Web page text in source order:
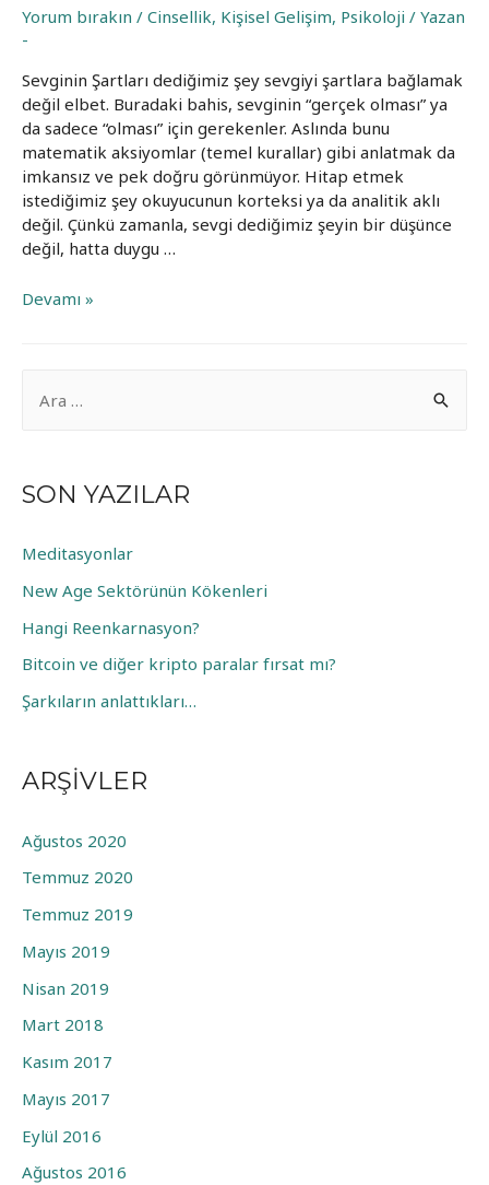
Yorum bırakın / Cinsellik, Kişisel Gelişim, Psikoloji / Yazan
-
Sevginin Şartları dediğimiz şey sevgiyi şartlara bağlamak
değil elbet. Buradaki bahis, sevginin “gerçek olması” ya
da sadece “olması” için gerekenler. Aslında bunu
matematik aksiyomlar (temel kurallar) gibi anlatmak da
imkansız ve pek doğru görünmüyor. Hitap etmek
istediğimiz şey okuyucunun korteksi ya da analitik aklı
değil. Çünkü zamanla, sevgi dediğimiz şeyin bir düşünce
değil, hatta duygu …
Sevginin
Devamı »
m
:
SON YAZILAR
Meditasyonlar
New Age Sektörünün Kökenleri
Hangi Reenkarnasyon?
Bitcoin ve diğer kripto paralar fırsat mı?
Şarkıların anlattıkları…
ARŞIVLER
Ağustos 2020
Temmuz 2020
Temmuz 2019
Mayıs 2019
Nisan 2019
Mart 2018
Kasım 2017
Mayıs 2017
Eylül 2016
Ağustos 2016